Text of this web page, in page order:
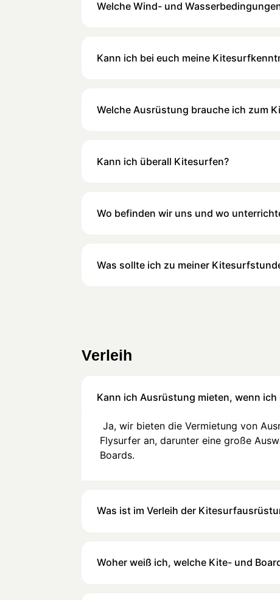
Welche Wind- und
Kann ich bei euch meine
Welche Ausrüstung brauche ich zum
Kann ich überall Kitesurfen?
Wo befinden wir uns und wo
Was sollte ich zu meiner
Verleih
Kann ich Ausrüstung mieten, wenn
Ja, wir bieten die Vermietung von
Flysurfer an, darunter eine große
Boards.
Was ist im Verleih der
Woher weiß ich, welche Kite- und